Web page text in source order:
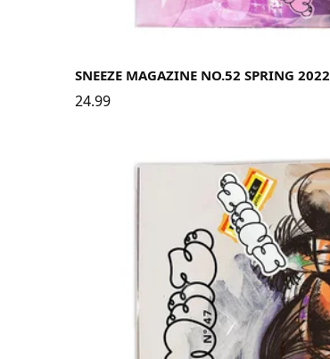
SNEEZE MAGAZINE NO.52 SPRING 2022
24.99